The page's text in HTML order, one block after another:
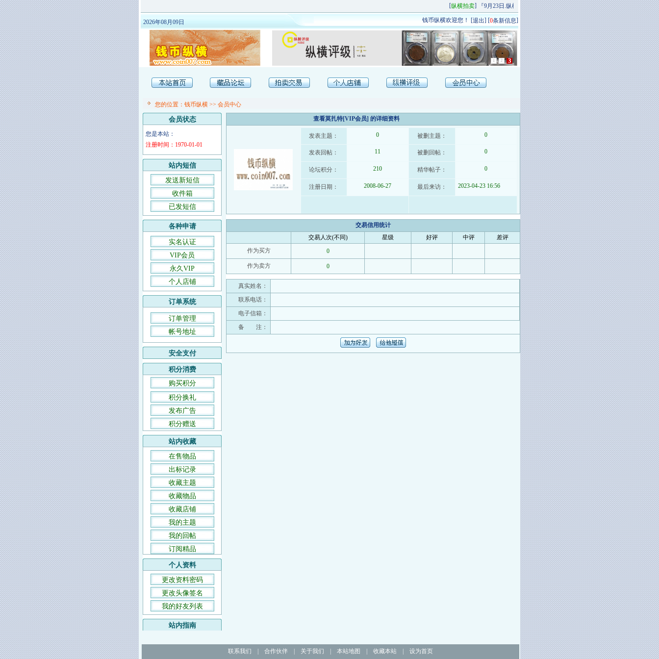
纵横拍卖]『9月23日.纵横秋季精品场P场』 今日上新！[纵横拍卖]9月20日.纵横
2026年08月09日 钱币纵横欢迎您！ [退出] [0条新信息]
1 2 3
您的位置： 钱币纵横 >> 会员中心
会员状态
您是本站：
注册时间：1970-01-01
站内短信
发送新短信
收件箱
已发短信
各种申请
实名认证
VIP会员
永久VIP
个人店铺
订单系统
订单管理
帐号地址
安全支付
积分消费
购买积分
积分换礼
发布广告
积分赠送
站内收藏
在售物品
出标记录
收藏主题
收藏物品
收藏店铺
我的主题
我的回帖
订阅精品
个人资料
更改资料密码
更改头像签名
我的好友列表
站内指南
查看莫扎特[VIP会员] 的详细资料
发表主题： 0 被删主题： 0
发表回帖： 11 被删回帖： 0
论坛积分： 210 精华帖子： 0
注册日期： 2008-06-27 最后来访： 2023-04-23 16:56
交易信用统计
交易人次(不同)
星级 好评 中评
差评
作为买方
0
作为卖方 0
真实姓名：
联系电话：
电子信箱：
备 注：
联系我们 合作伙伴 关于我们 本站地图 收藏本站 设为首页